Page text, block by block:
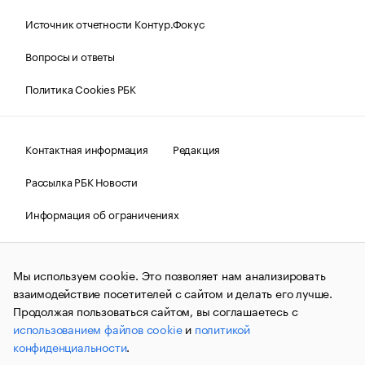
Источник отчетности Контур.Фокус
Вопросы и ответы
Политика Cookies РБК
Контактная информация
Редакция
Рассылка РБК Новости
Информация об ограничениях
Правовая информация
О соблюдении авторских прав
© АО «РОСБИЗНЕСКОНСАЛТИНГ»,1995–2026.Сообщения
и материалы информационного агентства «РБК»
(зарегистрировано Федеральной службой по надзору в сфере
связи, информационных технологий и массовых
коммуникаций (Роскомнадзор) 09.12.2015 за номером ИА
№ФС77-63848) сопровождаются пометкой «РБК». Отдельные
публикации могут содержать информацию,
Мы используем cookie. Это позволяет нам анализировать
взаимодействие посетителей с сайтом и делать его лучше.
Продолжая пользоваться сайтом, вы соглашаетесь с
использованием файлов cookieи политикой
конфиденциальности.